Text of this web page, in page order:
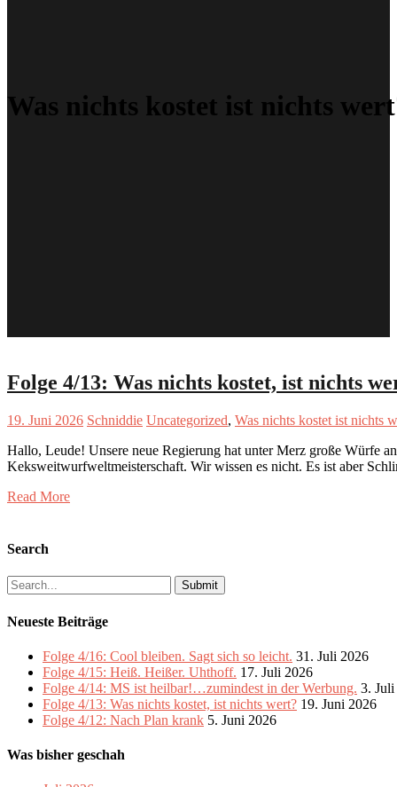
Was nichts kostet ist nichts
Folge 4/13: Was nichts kostet, ist nichts
19. Juni 2026 Schniddie Uncategorized, Was nichts kostet ist nichts
Hallo, Leude! Unsere neue Regierung hat unter Merz große Würfe
Keksweitwurfweltmeisterschaft. Wir wissen es nicht. Es ist aber
Read More
Search
Search
for:
Neueste Beiträge
Folge 4/16: Cool bleiben. Sagt sich so leicht. 31. Juli 2026
Folge 4/15: Heiß. Heißer. Uhthoff. 17. Juli 2026
Folge 4/14: MS ist heilbar!…zumindest in der Werbung. 3.
Folge 4/13: Was nichts kostet, ist nichts wert? 19. Juni 2026
Folge 4/12: Nach Plan krank 5. Juni 2026
Was bisher geschah